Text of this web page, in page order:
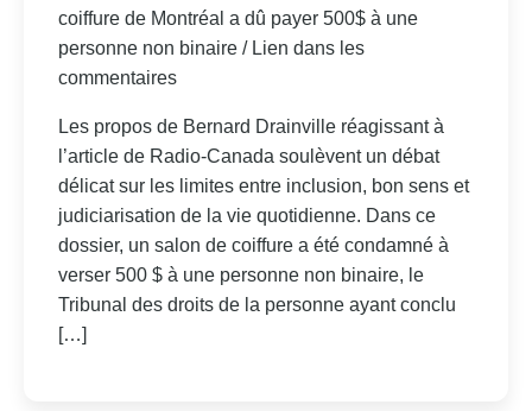
coiffure de Montréal a dû payer 500$ à une
personne non binaire / Lien dans les
commentaires
Les propos de Bernard Drainville réagissant à
l’article de Radio-Canada soulèvent un débat
délicat sur les limites entre inclusion, bon sens et
judiciarisation de la vie quotidienne. Dans ce
dossier, un salon de coiffure a été condamné à
verser 500 $ à une personne non binaire, le
Tribunal des droits de la personne ayant conclu
[…]